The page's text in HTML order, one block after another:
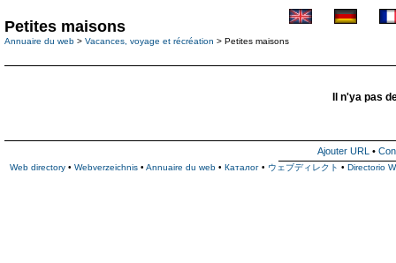
Petites maisons
Annuaire du web > Vacances, voyage et récréation > Petites maisons
Il n'ya pas
Ajouter URL •
Web directory • Webverzeichnis • Annuaire du web • Каталог • ウェブディレクト • Directorio